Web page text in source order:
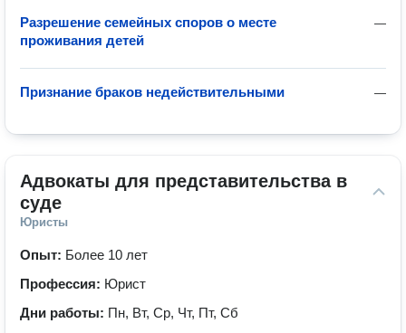
—
Разрешение семейных споров о месте
проживания детей
—
Признание браков недействительными
Адвокаты для представительства в
суде
Юристы
Опыт: Более 10 лет
Профессия: Юрист
Дни работы: Пн, Вт, Ср, Чт, Пт, Сб